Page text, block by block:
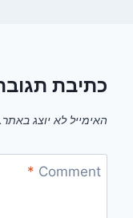
כתיבת
האימייל לא יוצג באתר.
Comment
*